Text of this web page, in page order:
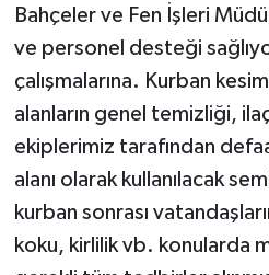
Bahçeler ve Fen İşleri
ve personel desteği
çalışmalarına. Kurban
alanların genel temizliği,
ekiplerimiz tarafından
alanı olarak kullanılacak
kurban sonrası
koku, kirlilik vb. konularda